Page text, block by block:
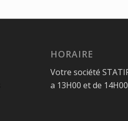
HORAIRE
Votre société
a 13H00 et de